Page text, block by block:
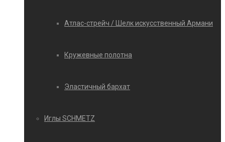
Атлас-стрейч / Шелк искусственный Армани
Кружевные полотна
Эластичный бархат
Иглы SCHMETZ